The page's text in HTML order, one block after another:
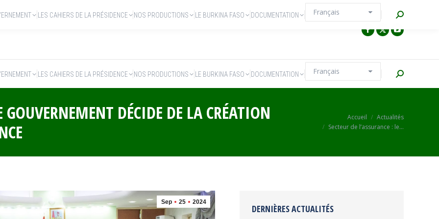
LES CAHIERS DE LA PRÉSIDENCE NOS PRODUCTIONS LE BURKINA FASO DOCUMENTATION Recherche
GOUVERNEMENT DÉCIDE DE LA CRÉATION
Accueil
Actualités
Secteur de l’assurance : le…
Sep 25 2024
DERNIÈRES ACTUALITÉS
LES CAHIERS DE LA PRÉSIDENCE NOS PRODUCTIONS LE BURKINA FASO DOCUMENTATION Recherche